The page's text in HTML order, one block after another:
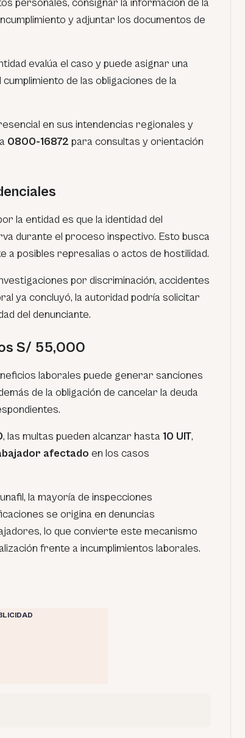
personales, consignar la información de la
y adjuntar los documentos de
evalúa el caso y puede asignar una
de las obligaciones de la
en sus intendencias regionales y
0800-16872 para consultas y orientación
la entidad es que la identidad del
durante el proceso inspectivo. Esto busca
posibles represalias o actos de hostilidad.
por discriminación, accidentes
ya concluyó, la autoridad podría solicitar
del denunciante.
S/ 55,000
laborales puede generar sanciones
de la obligación de cancelar la deuda
, las multas pueden alcanzar hasta 10 UIT,
afectado en los casos
la mayoría de inspecciones
se origina en denuncias
lo que convierte este mecanismo
frente a incumplimientos laborales.